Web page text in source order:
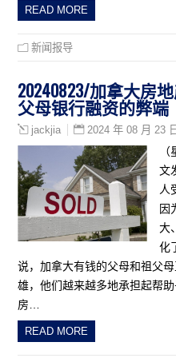
READ MORE
新闻报导
20240823/加拿大房
父母银行融资的弊端
jackjia 2024 年 08 月 23 日
文
人
因
大
化
说，加拿大有钱的父母和祖父
雄，他们越来越多地承担起帮
房…
READ MORE